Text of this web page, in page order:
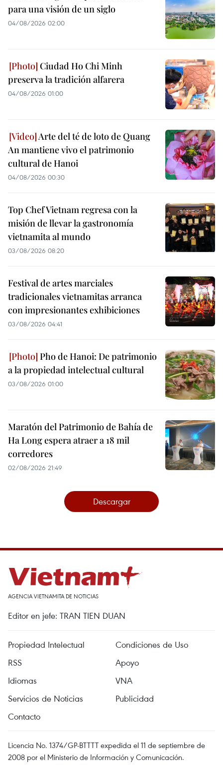
para una visión de un siglo
04/08/2026 02:00
Ciudad Ho Chi Minh
preserva la tradición alfarera
04/08/2026 01:00
Arte del té de loto de Quang
An mantiene vivo el patrimonio
cultural de Hanoi
04/08/2026 00:30
Top Chef Vietnam regresa con la
misión de llevar la gastronomía
vietnamita al mundo
03/08/2026 08:20
Festival de artes marciales
tradicionales vietnamitas arranca
con impresionantes exhibiciones
03/08/2026 04:41
Pho de Hanoi: De patrimonio
a la propiedad intelectual cultural
03/08/2026 01:00
Maratón del Patrimonio de Bahía de
Ha Long espera atraer a 18 mil
corredores
02/08/2026 21:49
Descargar
AGENCIA VIETNAMITA DE NOTICIAS
Editor en jefe: TRAN TIEN DUAN
Propiedad Intelectual
Condiciones de Uso
RSS
Apoyo
Idiomas
VNA
Servicios de Noticias
Publicidad
Contacto
Licencia No. 1374/GP-BTTTT expedida el 11 de septiembre de
2008 por el Ministerio de Información y Comunicación.